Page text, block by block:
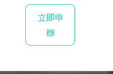
立即申
辦